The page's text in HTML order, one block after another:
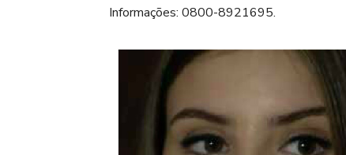
Informações: 0800-8921695.